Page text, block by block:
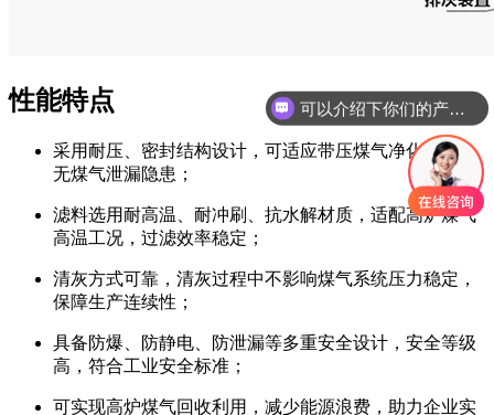
性能特点
采用耐压、密封结构设计，可适应带压煤气净化工况，
无煤气泄漏隐患；
滤料选用耐高温、耐冲刷、抗水解材质，适配高炉煤气
高温工况，过滤效率稳定；
清灰方式可靠，清灰过程中不影响煤气系统压力稳定，
保障生产连续性；
具备防爆、防静电、防泄漏等多重安全设计，安全等级
高，符合工业安全标准；
可实现高炉煤气回收利用，减少能源浪费，助力企业实
可以介绍下你们的产品么